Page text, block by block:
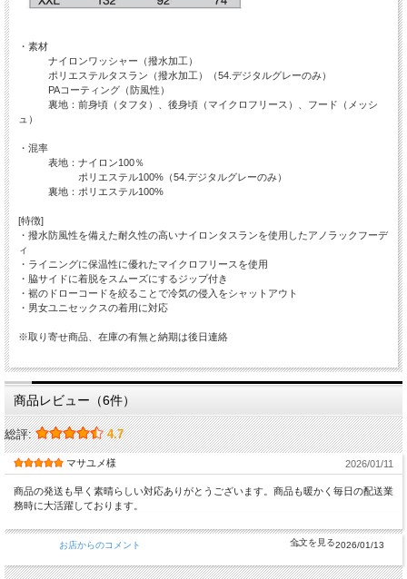
・素材
ナイロンワッシャー（撥水加工）
ポリエステルタスラン（撥水加工）（54.デジタルグレーのみ）
PAコーティング（防風性）
裏地：前身頃（タフタ）、後身頃（マイクロフリース）、フード（メッシ
ュ）
・混率
表地：ナイロン100％
ポリエステル100%（54.デジタルグレーのみ）
裏地：ポリエステル100%
[特徴]
・撥水防風性を備えた耐久性の高いナイロンタスランを使用したアノラックフーデ
ィ
・ライニングに保温性に優れたマイクロフリースを使用
・脇サイドに着脱をスムーズにするジップ付き
・裾のドローコードを絞ることで冷気の侵入をシャットアウト
・男女ユニセックスの着用に対応
※取り寄せ商品、在庫の有無と納期は後日連絡
商品レビュー（6件）
総評: 4.7
マサユメ様 2026/01/11
商品の発送も早く素晴らしい対応ありがとうございます。商品も暖かく毎日の配送業
務時に大活躍しております。
お店からのコメント 2026/01/13